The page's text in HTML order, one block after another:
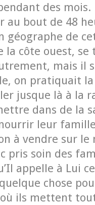
des mois.
au bout de 48
géographe de
la côte ouest,
mais il
on pratiquait
jusque là à la
dans de la
leur
à vendre sur le
pris soin des
appelle à Lui
chose
ils mettent